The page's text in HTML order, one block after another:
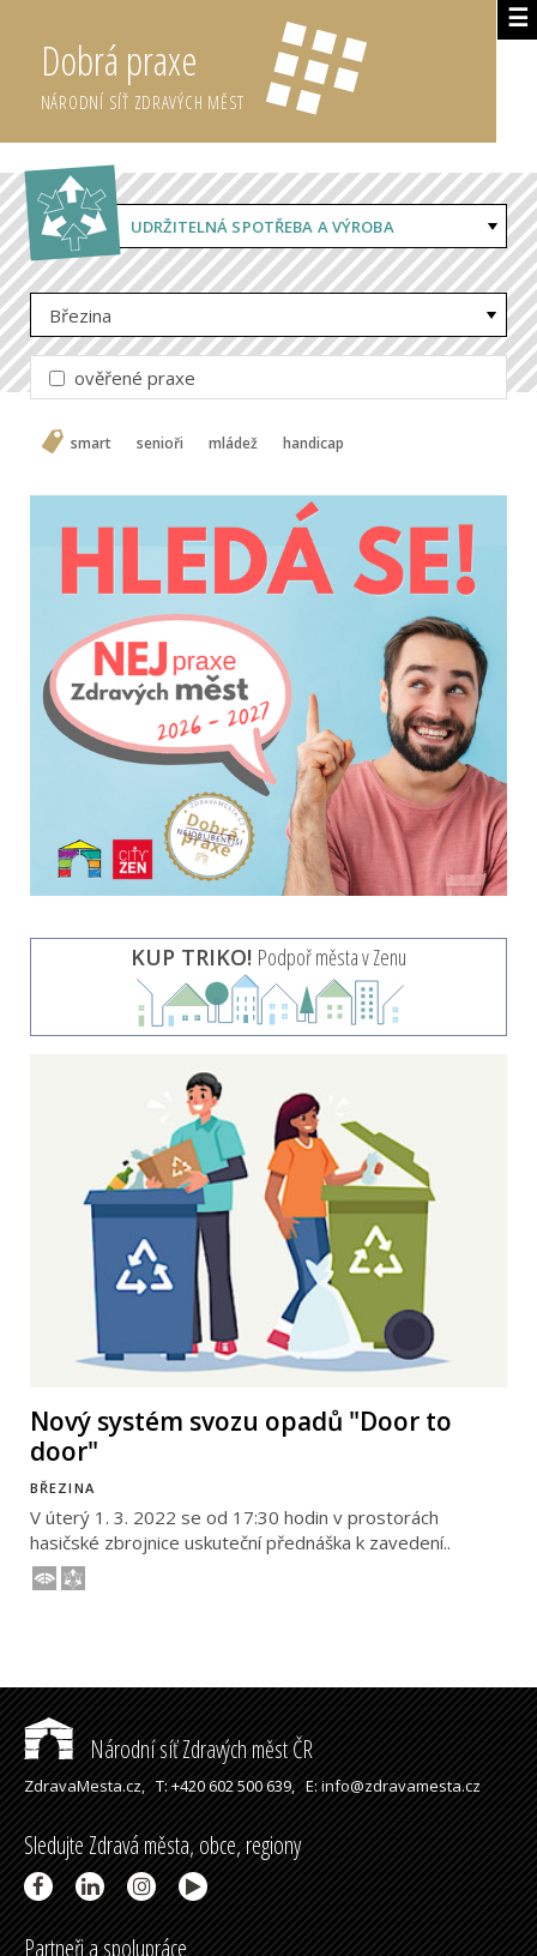
☰
Dobrá praxe
NÁRODNÍ SÍŤ ZDRAVÝCH MĚST
UDRŽITELNÁ SPOTŘEBA A VÝROBA
Březina
ověřené praxe
smart senioři mládež handicap
KUP TRIKO! Podpoř města v Zenu
Nový systém svozu opadů "Door to
door"
BŘEZINA
V úterý 1. 3. 2022 se od 17:30 hodin v prostorách
hasičské zbrojnice uskuteční přednáška k zavedení..
Národní síť Zdravých měst ČR
ZdravaMesta.cz,T: +420 602 500 639,E: info@zdravamesta.cz
Sledujte Zdravá města, obce, regiony
Partneři a spolupráce